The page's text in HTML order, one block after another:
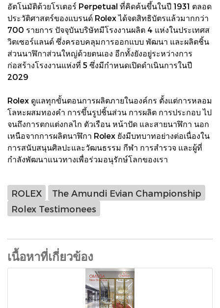
อัตโนมัติด้วยโรเตอร์ Perpetual ที่คิดค้นขึ้นในปี 1931 ตลอด
ประวัติศาสตร์ของแบรนด์ Rolex ได้จดสิทธิบัตรแล้วมากกว่า
700 รายการ ปัจจุบันบริษัทมีโรงงานผลิต 4 แห่งในประเทศส
วิตเซอร์แลนด์ ซึ่งครอบคลุมการออกแบบ พัฒนา และผลิตชิ้น
ส่วนนาฬิกาส่วนใหญ่ด้วยตนเอง อีกทั้งยังอยู่ระหว่างการ
ก่อสร้างโรงงานแห่งที่ 5 ซึ่งมีกำหนดเปิดดำเนินการในปี
2029
Rolex ดูแลทุกขั้นตอนการผลิตภายในองค์กร ตั้งแต่การหลอม
โลหะผสมทองคำ การขึ้นรูปชิ้นส่วน การผลิต การประกอบ ไป
จนถึงการตกแต่งกลไก ตัวเรือน หน้าปัด และสายนาฬิกา นอก
เหนือจากการผลิตนาฬิกา Rolex ยังมีบทบาทอย่างต่อเนื่องใน
การสนับสนุนศิลปะและวัฒนธรรม กีฬา การสำรวจ และผู้ที่
กำลังพัฒนาแนวทางเพื่อร่วมอนุรักษ์โลกของเรา
ROLEX
The Amundi Evian Championship
Rolex Testimonees
เนื้อหาที่เกี่ยวข้อง